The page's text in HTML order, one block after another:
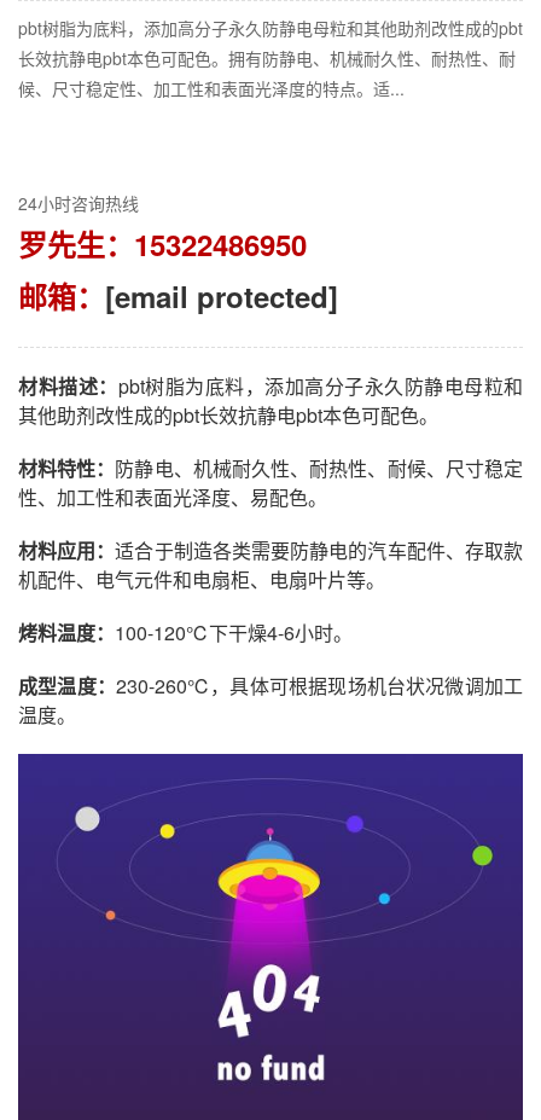
pbt树脂为底料，添加高分子永久防静电母粒和其他助剂改性成的pbt
长效抗静电pbt本色可配色。拥有防静电、机械耐久性、耐热性、耐
候、尺寸稳定性、加工性和表面光泽度的特点。适...
24小时咨询热线
罗先生：15322486950
邮箱： [email protected]
材料描述： pbt树脂为底料，添加高分子永久防静电母粒和
其他助剂改性成的pbt长效抗静电pbt本色可配色。
材料特性： 防静电、机械耐久性、耐热性、耐候、尺寸稳定
性、加工性和表面光泽度、易配色。
材料应用：适合于制造各类需要防静电的汽车配件、存取款
机配件、电气元件和电扇柜、电扇叶片等。
烤料温度： 100-120℃下干燥4-6小时。
成型温度： 230-260℃，具体可根据现场机台状况微调加工
温度。